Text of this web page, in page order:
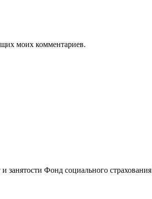
моих комментариев.
занятости Фонд социального страхования